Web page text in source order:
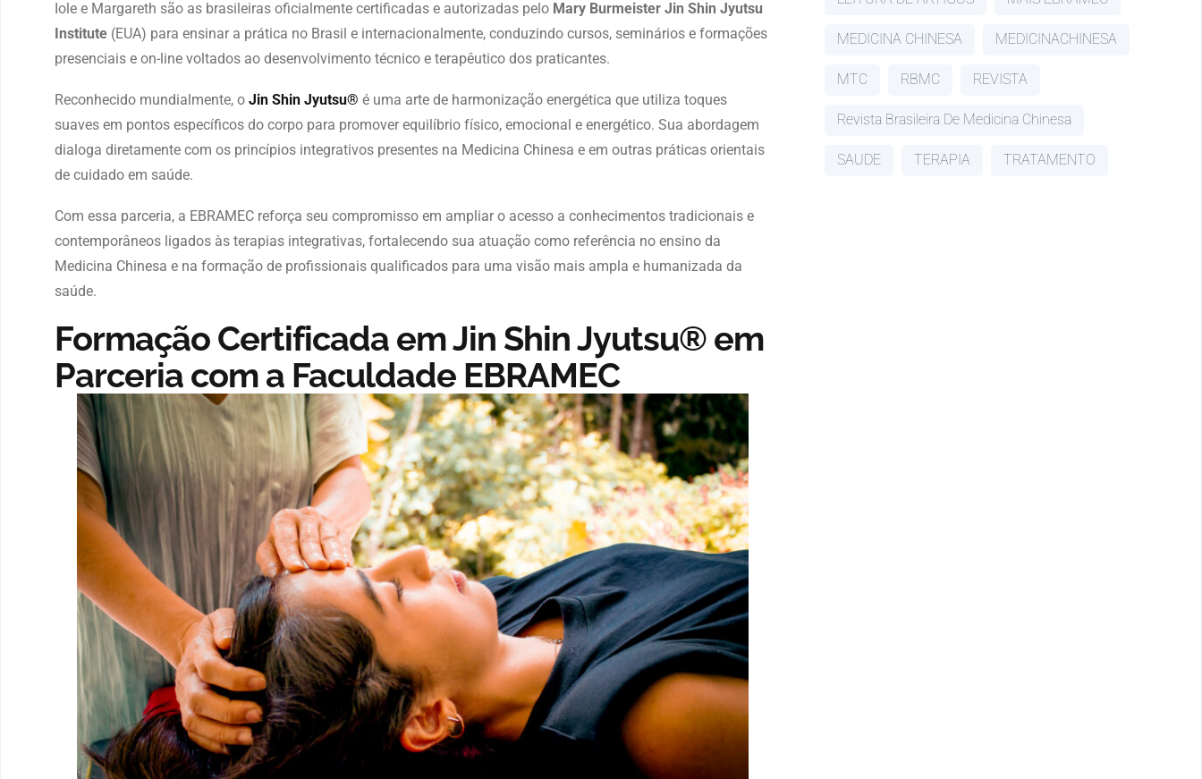
Iole e Margareth são as brasileiras oficialmente certificadas e autorizadas pelo Mary Burmeister Jin Shin Jyutsu
Institute (EUA) para ensinar a prática no Brasil e internacionalmente, conduzindo cursos, seminários e formações
presenciais e on-line voltados ao desenvolvimento técnico e terapêutico dos praticantes.
Reconhecido mundialmente, o Jin Shin Jyutsu® é uma arte de harmonização energética que utiliza toques
suaves em pontos específicos do corpo para promover equilíbrio físico, emocional e energético. Sua abordagem
dialoga diretamente com os princípios integrativos presentes na Medicina Chinesa e em outras práticas orientais
de cuidado em saúde.
Com essa parceria, a EBRAMEC reforça seu compromisso em ampliar o acesso a conhecimentos tradicionais e
contemporâneos ligados às terapias integrativas, fortalecendo sua atuação como referência no ensino da
Medicina Chinesa e na formação de profissionais qualificados para uma visão mais ampla e humanizada da
saúde.
Formação Certificada em Jin Shin Jyutsu® em
Parceria com a Faculdade EBRAMEC
MEDICINA CHINESA MEDICINACHINESA
MTC RBMC REVISTA
Revista Brasileira De Medicina Chinesa
SAUDE TERAPIA TRATAMENTO